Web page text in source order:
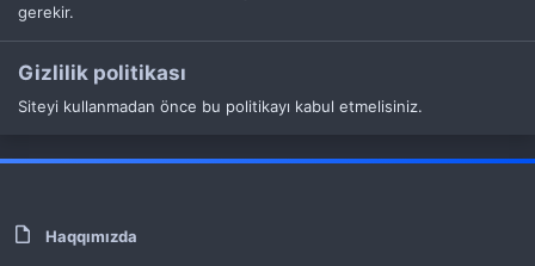
gerekir.
Gizlilik politikası
Siteyi kullanmadan önce bu politikayı kabul etmelisiniz.
Haqqımızda